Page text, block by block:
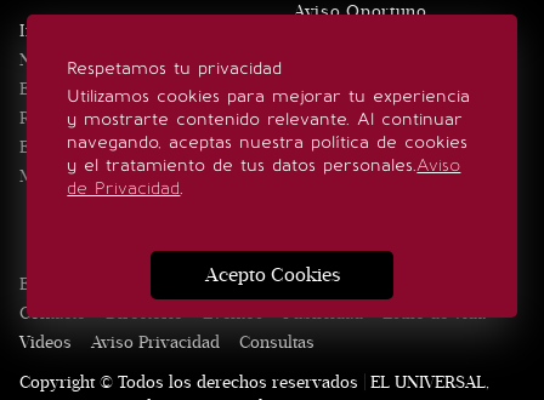
Respetamos tu privacidad
Utilizamos cookies para mejorar tu experiencia
y mostrarte contenido relevante. Al continuar
navegando, aceptas nuestra política de cookies
y el tratamiento de tus datos personales.Aviso
de Privacidad.
Acepto Cookies
Inicio
Noticias
Eventos
Realeza
Estilo de vida
Minuto x Minuto
Aviso Oportuno
SÍGUENOS
Edición Impresa Noticias Quiénes somos
Contacto
Directorio Eventos Publicidad
Estilo de vida
Videos
Aviso Privacidad
Consultas
Copyright © Todos los derechos reservados | EL UNIVERSAL,